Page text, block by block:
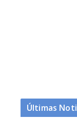
Últimas